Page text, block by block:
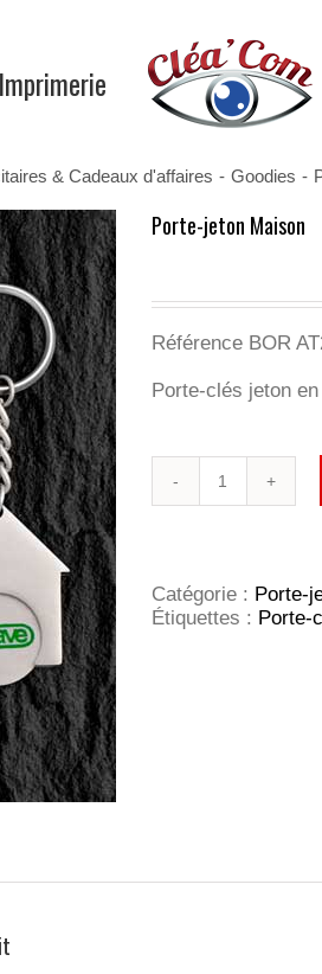
Imprimerie
& Cadeaux d'affaires - Goodies -
Porte-jeton Maison
Référence BOR
Porte-clés jeton
de
Catégorie : Porte-
Étiquettes : Porte-